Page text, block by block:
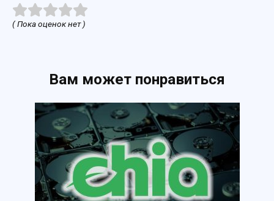
( Пока оценок нет )
Вам может понравиться